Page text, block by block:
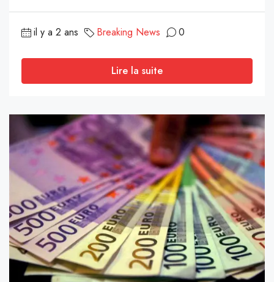
il y a 2 ans Breaking News 0
Lire la suite